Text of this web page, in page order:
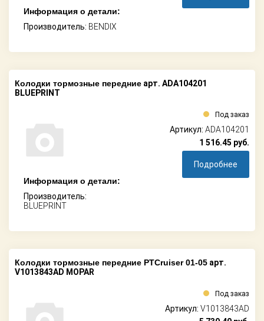
Информация о детали:
Производитель: BENDIX
Колодки тормозные передние арт. ADA104201
BLUEPRINT
Информация о детали:
Производитель:
BLUEPRINT
Под заказ
Артикул: ADA104201
1 516.45 руб.
Подробнее
Колодки тормозные передние PTCruiser 01-05 арт.
V1013843AD MOPAR
Под заказ
Артикул: V1013843AD